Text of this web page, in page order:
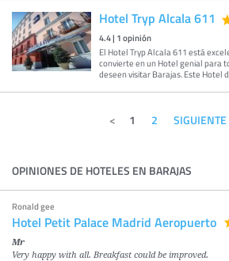
Hotel Tryp Alcala 611
4.4| 1opinión
El Hotel Tryp Alcala 611 está
convierte en un Hotel genial para
deseen visitar Barajas. Este Hotel
1 2 SIGUIENTE
OPINIONES DE HOTELES EN BARAJAS
Ronald gee
Hotel Petit Palace Madrid Aeropuerto
Mr
Very happy with all. Breakfast could be improved.